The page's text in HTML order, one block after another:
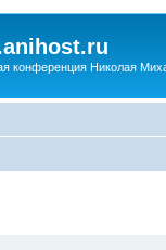
конференция Николая